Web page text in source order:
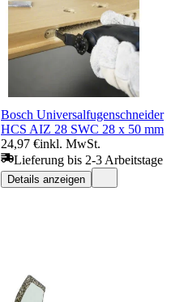
Bosch Universalfugenschneider
HCS AIZ 28 SWC 28 x 50 mm
24,97 €inkl. MwSt.
Lieferung bis 2-3 Arbeitstage
Details anzeigen